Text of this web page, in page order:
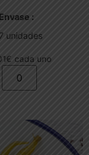
Envase
7 unidades
€ cada uno